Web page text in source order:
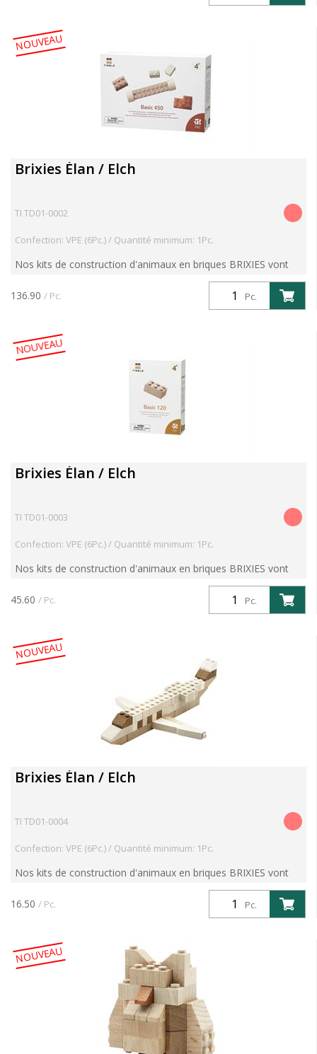
NOUVEAU
Brixies Élan / Elch
TI TD01-0002
Confection: VPE (6Pc.) / Quantité minimum: 1Pc.
Nos kits de construction d'animaux en briques BRIXIES vont
vous enthousiasmer. Avec le kit "Elan", explorez les forêts
d'Europe du Nord, d'Asie du Nord et d'Amérique du N...
Pc.
136.90 / Pc.
NOUVEAU
Brixies Élan / Elch
TI TD01-0003
Confection: VPE (6Pc.) / Quantité minimum: 1Pc.
Nos kits de construction d'animaux en briques BRIXIES vont
vous enthousiasmer. Avec le kit "Elan", explorez les forêts
d'Europe du Nord, d'Asie du Nord et d'Amérique du N...
Pc.
45.60 / Pc.
NOUVEAU
Brixies Élan / Elch
TI TD01-0004
Confection: VPE (6Pc.) / Quantité minimum: 1Pc.
Nos kits de construction d'animaux en briques BRIXIES vont
vous enthousiasmer. Avec le kit "Elan", explorez les forêts
d'Europe du Nord, d'Asie du Nord et d'Amérique du N...
Pc.
16.50 / Pc.
NOUVEAU